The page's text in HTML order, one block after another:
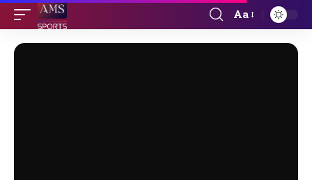
Font
Resizer
Aa